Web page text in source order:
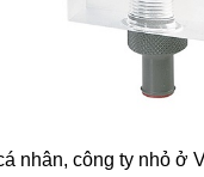
nhân, công ty nhỏ ở